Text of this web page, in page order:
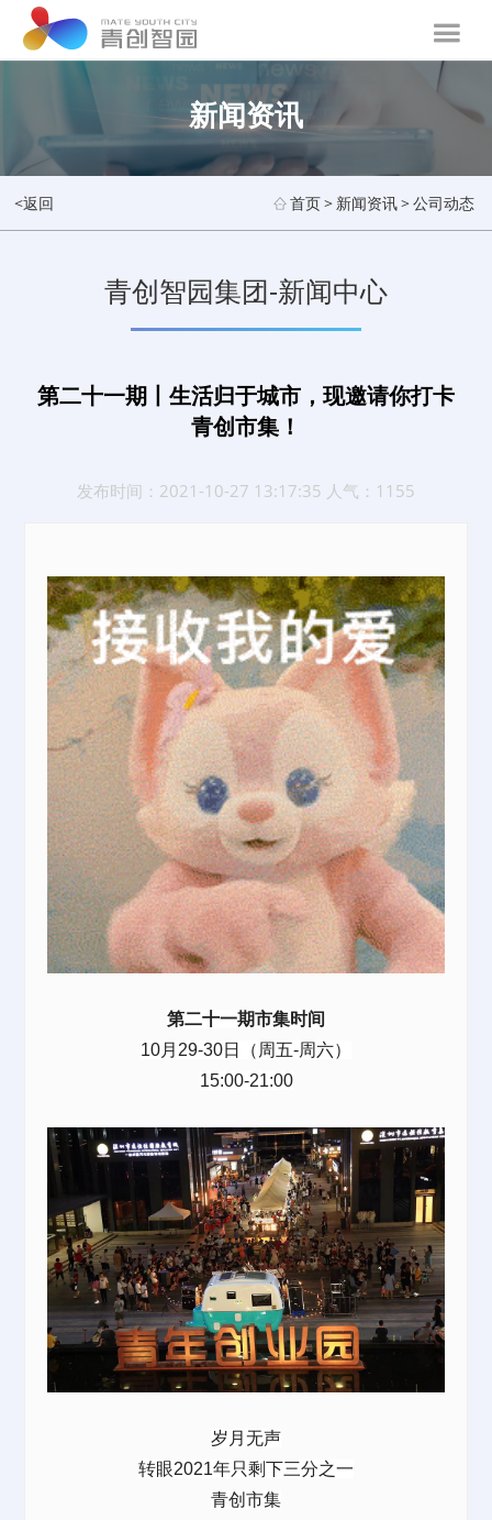
新闻资讯
<返回 首页> 新闻资讯>公司动态
青创智园集团-新闻中心
第二十一期丨生活归于城市，现邀请你打卡
青创市集！
发布时间：2021-10-27 13:17:35 人气：1155
第二十一期市集时间
10月29-30日（周五-周六）
15:00-21:00
岁月无声
转眼2021年只剩下三分之一
青创市集